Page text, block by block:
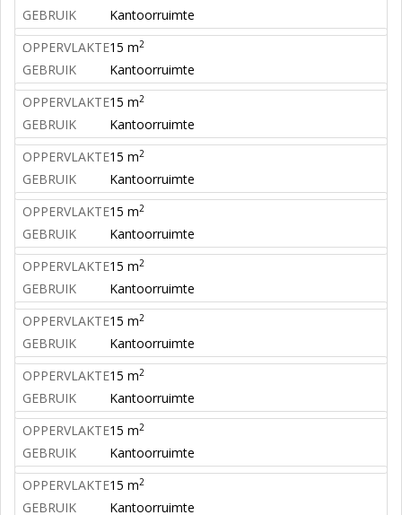
GEBRUIK
Kantoorruimte
OPPERVLAKTE15 m2
GEBRUIK
Kantoorruimte
OPPERVLAKTE15 m2
GEBRUIK
Kantoorruimte
OPPERVLAKTE15 m2
GEBRUIK
Kantoorruimte
OPPERVLAKTE15 m2
GEBRUIK
Kantoorruimte
OPPERVLAKTE15 m2
GEBRUIK
Kantoorruimte
OPPERVLAKTE15 m2
GEBRUIK
Kantoorruimte
OPPERVLAKTE15 m2
GEBRUIK
Kantoorruimte
OPPERVLAKTE15 m2
GEBRUIK
Kantoorruimte
OPPERVLAKTE15 m2
GEBRUIK Kantoorruimte